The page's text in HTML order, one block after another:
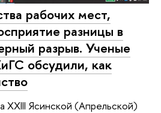
рабочих мест,
разницы в
разрыв. Ученые
обсудили, как
XXIII Ясинской (Апрельской)